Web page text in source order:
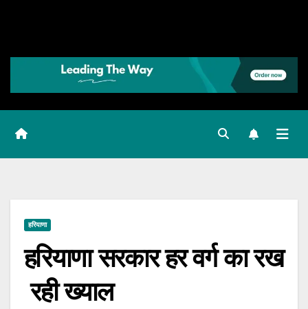
हरियाणा
हरियाणा सरकार हर वर्ग का रख
रही ख्याल